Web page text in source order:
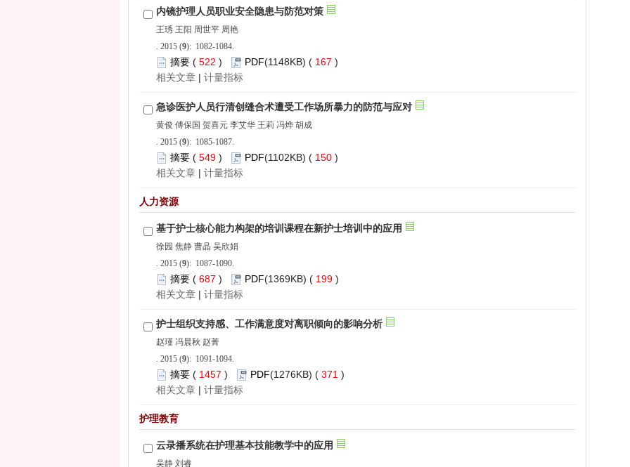
): 1082-1084.
522 ) 167 )
|
): 1085-1087.
549 ) 150 )
|
): 1087-1090.
687 ) 199 )
|
): 1091-1094.
1457 ) 371 )
|